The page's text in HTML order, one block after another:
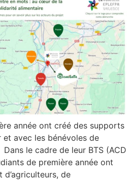
année ont créé des supports
avec les bénévoles de
Dans le cadre de leur BTS (ACD
de première année ont
d’agriculteurs, de